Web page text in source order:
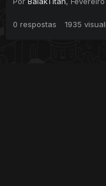
0 respostas 1935